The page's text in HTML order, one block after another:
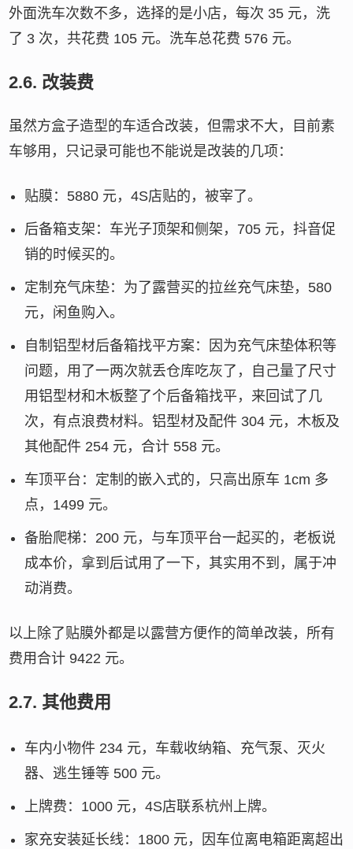
外面洗车次数不多，选择的是小店，每次 35 元，洗
了 3 次，共花费 105 元。洗车总花费 576 元。
2.6. 改装费
虽然方盒子造型的车适合改装，但需求不大，目前素
车够用，只记录可能也不能说是改装的几项：
贴膜：5880 元，4S店贴的，被宰了。
后备箱支架：车光子顶架和侧架，705 元，抖音促
销的时候买的。
定制充气床垫：为了露营买的拉丝充气床垫，580
元，闲鱼购入。
自制铝型材后备箱找平方案：因为充气床垫体积等
问题，用了一两次就丢仓库吃灰了，自己量了尺寸
用铝型材和木板整了个后备箱找平，来回试了几
次，有点浪费材料。铝型材及配件 304 元，木板及
其他配件 254 元，合计 558 元。
车顶平台：定制的嵌入式的，只高出原车 1cm 多
点，1499 元。
备胎爬梯：200 元，与车顶平台一起买的，老板说
成本价，拿到后试用了一下，其实用不到，属于冲
动消费。
以上除了贴膜外都是以露营方便作的简单改装，所有
费用合计 9422 元。
2.7. 其他费用
车内小物件 234 元，车载收纳箱、充气泵、灭火
器、逃生锤等 500 元。
上牌费：1000 元，4S店联系杭州上牌。
家充安装延长线：1800 元，因车位离电箱距离超出